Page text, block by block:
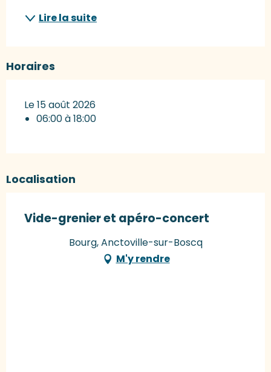
Lire la suite
Horaires
Le 15 août 2026
06:00 à 18:00
Localisation
Vide-grenier et apéro-concert
Bourg, Anctoville-sur-Boscq
M'y rendre